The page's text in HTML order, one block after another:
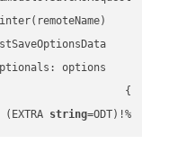
%!(EXTRA
string=ODT)